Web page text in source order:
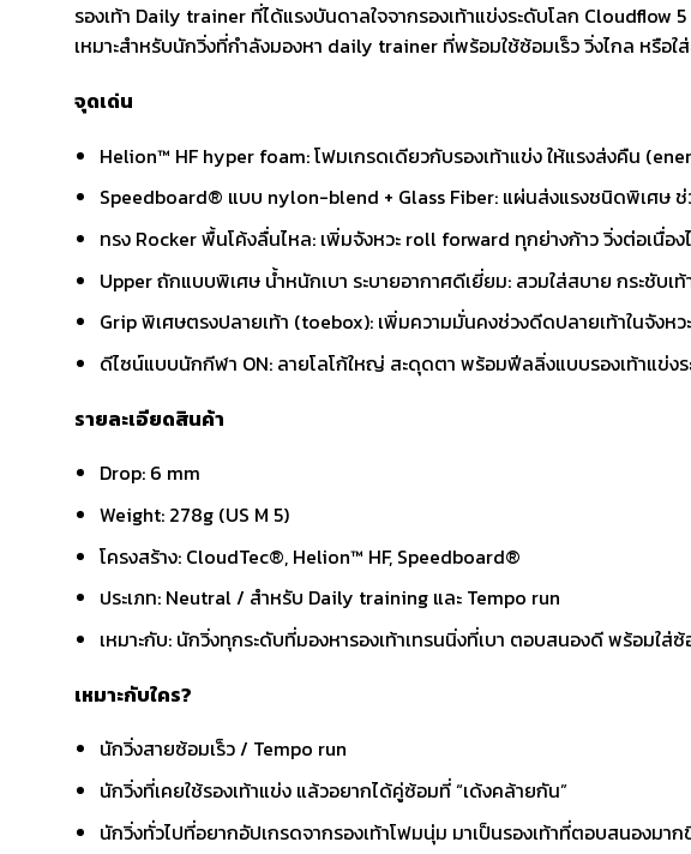
รองเท้า Daily trainer ที่ได้แรงบันดาลใจจากรองเท้าแข่งระดับโลก
เหมาะสำหรับนักวิ่งที่กำลังมองหา daily trainer ที่พร้อมใช้ซ้อมเร็ว วิ่งไกล หรือใ
จุดเด่น
Helion™ HF hyper foam: โฟมเกรดเดียวกับรองเท้าแข่ง ให้แรงส่งคืน
Speedboard® แบบ nylon-blend + Glass Fiber: แผ่นส่งแรงชนิดพิเศษ
ทรง Rocker พื้นโค้งลื่นไหล: เพิ่มจังหวะ roll forward ทุกย่างก้าว วิ่งต่อเนื่อง
Upper ถักแบบพิเศษ น้ำหนักเบา ระบายอากาศดีเยี่ยม: สวมใส่สบาย กระชับเท้
Grip พิเศษตรงปลายเท้า (toebox): เพิ่มความมั่นคงช่วงดีดปลายเท้าในจังหว
ดีไซน์แบบนักกีฬา ON: ลายโลโก้ใหญ่ สะดุดตา พร้อมฟีลลิ่งแบบรองเท้าแข่ง
รายละเอียดสินค้า
Drop: 6 mm
Weight: 278g (US M 5)
โครงสร้าง: CloudTec®, Helion™ HF, Speedboard®
ประเภท: Neutral / สำหรับ Daily training และ Tempo run
เหมาะกับ: นักวิ่งทุกระดับที่มองหารองเท้าเทรนนิ่งที่เบา ตอบสนองดี พร้อมใส่ซ้
เหมาะกับใคร?
นักวิ่งสายซ้อมเร็ว / Tempo run
นักวิ่งที่เคยใช้รองเท้าแข่ง แล้วอยากได้คู่ซ้อมที่ “เด้งคล้ายกัน”
นักวิ่งทั่วไปที่อยากอัปเกรดจากรองเท้าโฟมนุ่ม มาเป็นรองเท้าที่ตอบสนองมาก